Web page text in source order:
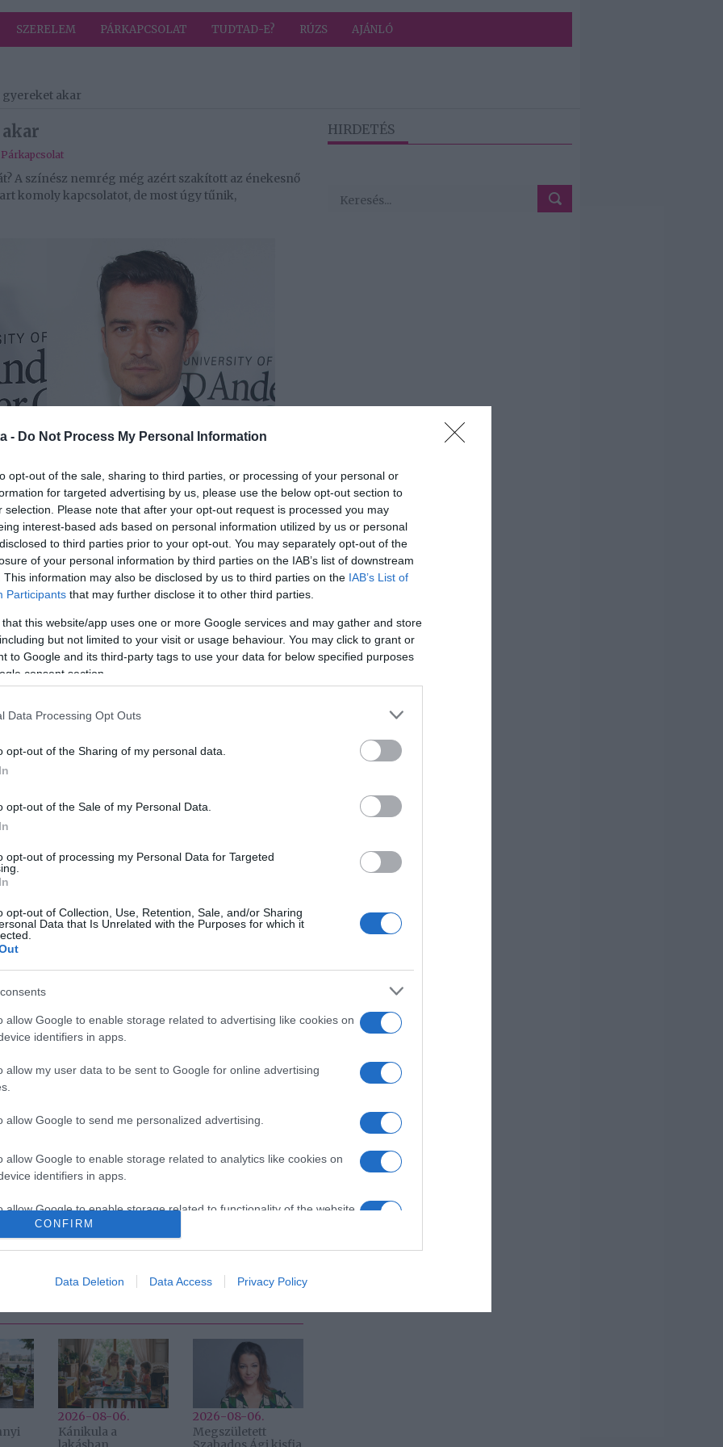
- Do Not Process My Personal Information
opt-out of the sale, sharing to third parties, or processing of your personal or
for targeted advertising by us, please use the below opt-out section to
selection. Please note that after your opt-out request is processed you may
interest-based ads based on personal information utilized by us or personal
to third parties prior to your opt-out. You may separately opt-out of the
of your personal information by third parties on the IAB’s list of downstream
This information may also be disclosed by us to third parties on the IAB’s List of
Participants that may further disclose it to other third parties.
that this website/app uses one or more Google services and may gather and store
but not limited to your visit or usage behaviour. You may click to grant or
to Google and its third-party tags to use your data for below specified purposes
consent section.
Data Processing Opt Outs
opt-out of the Sharing of my personal data.
opt-out of the Sale of my Personal Data.
opt-out of processing my Personal Data for Targeted
opt-out of Collection, Use, Retention, Sale, and/or Sharing
Data that Is Unrelated with the Purposes for which it
allow Google to enable storage related to advertising like cookies on
identifiers in apps.
allow my user data to be sent to Google for online advertising
allow Google to send me personalized advertising.
allow Google to enable storage related to analytics like cookies on
identifiers in apps.
allow Google to enable storage related to functionality of the website
CONFIRM
Data Deletion Data Access Privacy Policy
SZERELEM PÁRKAPCSOLAT TUDTAD-E? RÚZS AJÁNLÓ
akar
Párkapcsolat
A színész nemrég még azért szakított az énekesnő
komoly kapcsolatot, de most úgy tűnik,
vágyik. Bloomnak már van egy gyereke, Flynn
A színészt egy hétéves kislány kérdezte meg egy
e még több gyereket.
nagyon aranyos, kedves és nagyszerű, hogy
Bloom.
komolyabb kapcsolatra, pedig márciusban még
nem akart egy újabb házasságon gondolkodni.
és jegyben jár új szerelmével.
Pinterest
Katy Perry,
Következő bejegyzés
2026-08-06.
Kánikula a
2026-08-06.
Megszületett
HIRDETÉS